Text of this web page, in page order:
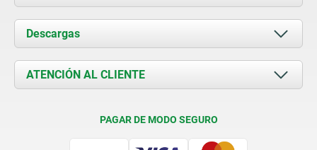
Acerca de nosotros
Novedades
Contacto
Descargas
Documents
ATENCIÓN AL CLIENTE
PAGAR DE MODO SEGURO